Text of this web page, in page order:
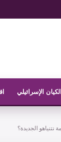
الكيان الإسرائيلي
نتنياهو الجديدة؟